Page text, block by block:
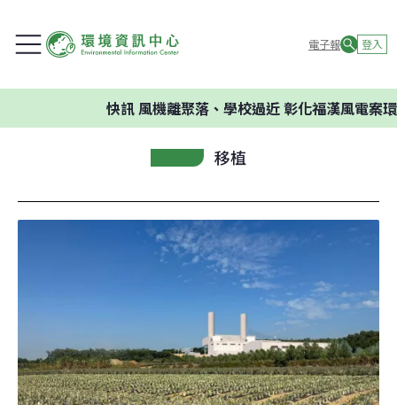
電子報 登入
快訊風機離聚落、學校過近 彰化福漢風電案環委
移植